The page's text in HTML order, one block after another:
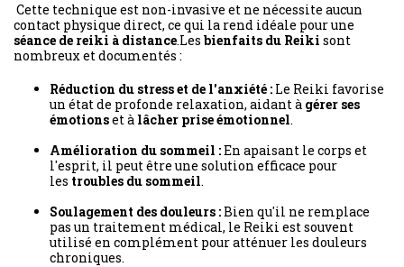
Cette technique est non-invasive et ne nécessite aucun
contact physique direct, ce qui la rend idéale pour une
séance de reiki à distance.Les bienfaits du Reiki sont
nombreux et documentés :
Réduction du stress et de l'anxiété : Le Reiki favorise
un état de profonde relaxation, aidant à gérer ses
émotionset àlâcher prise émotionnel.
Amélioration du sommeil :En apaisant le corps et
l'esprit, il peut être une solution efficace pour
les troubles du sommeil.
Soulagement des douleurs :Bien qu'il ne remplace
pas un traitement médical, le Reiki est souvent
utilisé en complément pour atténuer les douleurs
chroniques.